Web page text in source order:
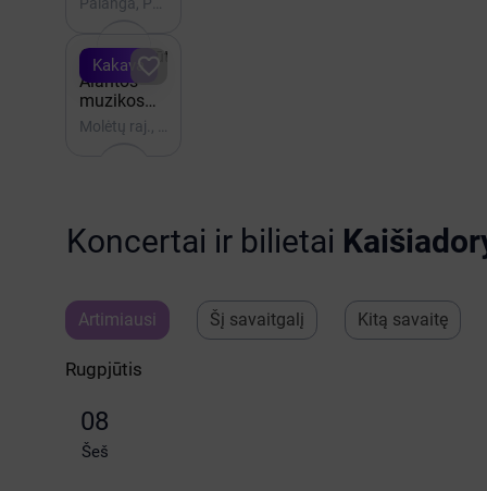
Kakava
iki Rugpjūtis 22
Alantos
muzikos
festivalis.
ABONEMENTAS
Koncertai ir bilietai
Artimiausi Šį savaitgalį Kitą savaitę
Rugpjūtis
08
Šeš